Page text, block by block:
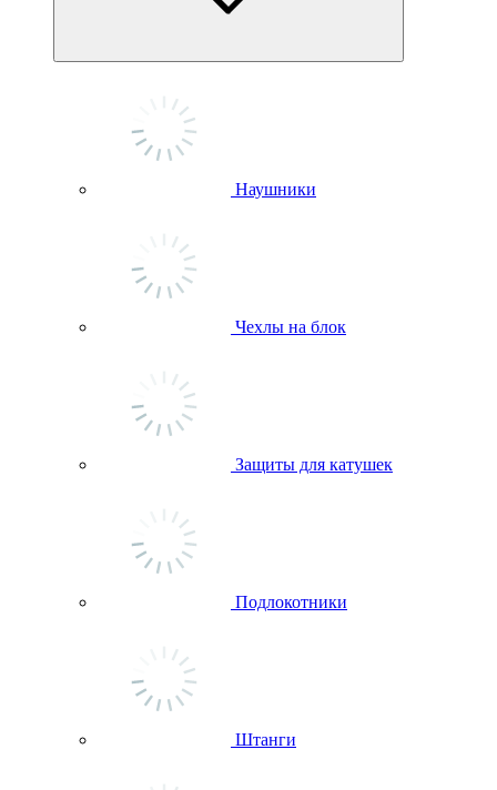
Наушники
Чехлы на блок
Защиты для катушек
Подлокотники
Штанги